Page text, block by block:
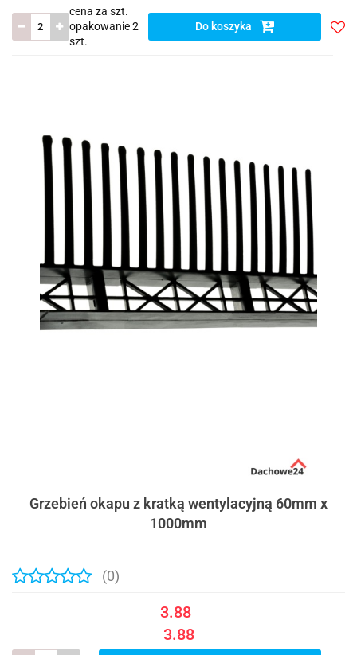
cena za szt.
opakowanie 2
szt.
Do koszyka
Grzebień okapu z kratką wentylacyjną 60mm x
1000mm
(0)
3.88
3.88